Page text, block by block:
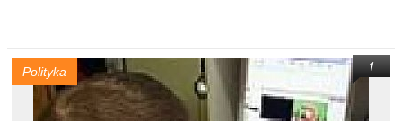
Polityka 1